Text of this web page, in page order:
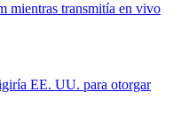
mientras transmitía en vivo
EE. UU. para otorgar